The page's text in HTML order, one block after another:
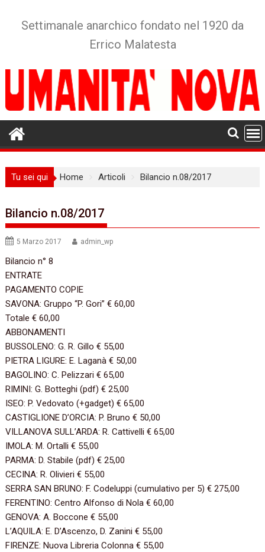
Settimanale anarchico fondato nel 1920 da
Errico Malatesta
Tu sei qui Home Articoli Bilancio n.08/2017
Bilancio n.08/2017
5 Marzo 2017 admin_wp
Bilancio n°‭ ‬8‭
ENTRATE‭
PAGAMENTO COPIE‭
SAVONA:‭ ‬Gruppo‭ “‬P.‭ ‬Gori‭” ‬€‭ ‬60,00‭
Totale‭ ‬€‭ ‬60,00‭
ABBONAMENTI‭
BUSSOLENO:‭ ‬G.‭ ‬R.‭ ‬Gillo‭ ‬€‭ ‬55,00‭
PIETRA LIGURE:‭ ‬E.‭ ‬Laganà‭ ‬€‭ ‬50,00‭
BAGOLINO:‭ ‬C.‭ ‬Pelizzari‭ ‬€‭ ‬65,00‭
RIMINI:‭ ‬G.‭ ‬Botteghi‭ (‬pdf‭) ‬€‭ ‬25,00‭
ISEO:‭ ‬P.‭ ‬Vedovato‭ (‬+gadget‭) ‬€‭ ‬65,00‭
CASTIGLIONE D’ORCIA:‭ ‬P.‭ ‬Bruno‭ ‬€‭ ‬50,00‭
VILLANOVA SULL’ARDA:‭ ‬R.‭ ‬Cattivelli‭ ‬€‭ ‬65,00‭
IMOLA:‭ ‬M.‭ ‬Ortalli‭ ‬€‭ ‬55,00‭
PARMA:‭ ‬D.‭ ‬Stabile‭ (‬pdf‭) ‬€‭ ‬25,00‭
CECINA:‭ ‬R.‭ ‬Olivieri‭ ‬€‭ ‬55,00‭
SERRA SAN BRUNO:‭ ‬F.‭ ‬Codeluppi‭ (‬cumulativo per‭ ‬5‭) ‬€‭ ‬275,00‭
FERENTINO:‭ ‬Centro Alfonso di Nola‭ ‬€‭ ‬60,00‭
GENOVA:‭ ‬A.‭ ‬Boccone‭ ‬€‭ ‬55,00‭
L’AQUILA:‭ ‬E.‭ ‬D’Ascenzo,‭ ‬D.‭ ‬Zanini‭ ‬€‭ ‬55,00‭
FIRENZE:‭ ‬Nuova Libreria Colonna‭ ‬€‭ ‬55,00‭